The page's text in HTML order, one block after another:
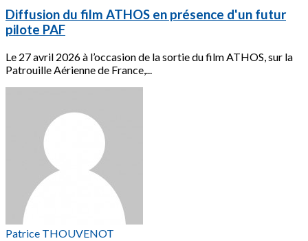
Diffusion du film ATHOS en présence d'un futur
pilote PAF
Le 27 avril 2026 à l’occasion de la sortie du film ATHOS, sur la
Patrouille Aérienne de France,...
Patrice THOUVENOT